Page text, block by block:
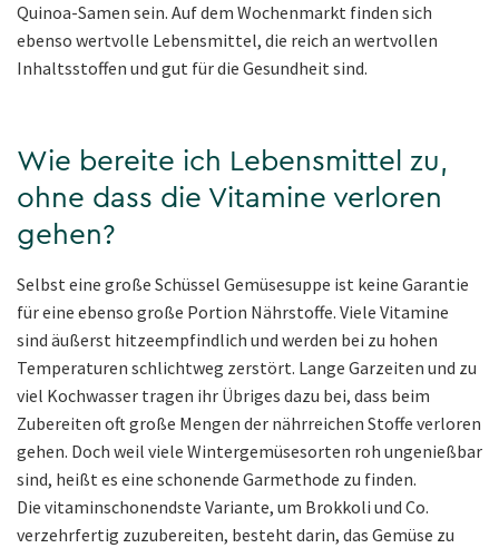
Quinoa-Samen sein. Auf dem Wochenmarkt finden sich
ebenso wertvolle Lebensmittel, die reich an wertvollen
Inhaltsstoffen und gut für die Gesundheit sind.
Wie bereite ich Lebensmittel zu,
ohne dass die Vitamine verloren
gehen?
Selbst eine große Schüssel Gemüsesuppe ist keine Garantie
für eine ebenso große Portion Nährstoffe. Viele Vitamine
sind äußerst hitzeempfindlich und werden bei zu hohen
Temperaturen schlichtweg zerstört. Lange Garzeiten und zu
viel Kochwasser tragen ihr Übriges dazu bei, dass beim
Zubereiten oft große Mengen der nährreichen Stoffe verloren
gehen. Doch weil viele Wintergemüsesorten roh ungenießbar
sind, heißt es eine schonende Garmethode zu finden.
Die vitaminschonendste Variante, um Brokkoli und Co.
verzehrfertig zuzubereiten, besteht darin, das Gemüse zu